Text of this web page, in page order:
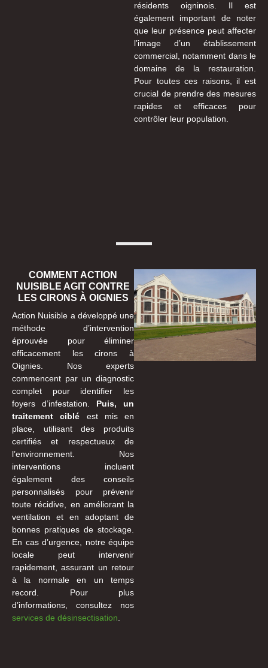
résidents oigninois. Il est
également important de noter
que leur présence peut affecter
l’image d’un établissement
commercial, notamment dans le
domaine de la restauration.
Pour toutes ces raisons, il est
crucial de prendre des mesures
rapides et efficaces pour
contrôler leur population.
COMMENT ACTION
NUISIBLE AGIT CONTRE
LES CIRONS À OIGNIES
Action Nuisible a développé une
méthode d’intervention
éprouvée pour éliminer
efficacement les cirons à
Oignies. Nos experts
commencent par un diagnostic
complet pour identifier les
foyers d’infestation. Puis, un
traitement ciblé est mis en
place, utilisant des produits
certifiés et respectueux de
l’environnement. Nos
interventions incluent
également des conseils
personnalisés pour prévenir
toute récidive, en améliorant la
ventilation et en adoptant de
bonnes pratiques de stockage.
En cas d’urgence, notre équipe
locale peut intervenir
rapidement, assurant un retour
à la normale en un temps
record. Pour plus
d’informations, consultez nos
services de désinsectisation